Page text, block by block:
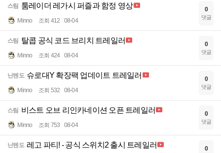
스팀 툼레이더 레가시 퍼즐과 함정 영상
Minno 조회 412 08-04
0
댓글
스팀 탈콥 공식 코드 브리치 트레일러
Minno 조회 424 08-04
0
댓글
닌텐도 슈로대Y 확장팩 업데이트 트레일러
Minno 조회 532 08-04
0
댓글
스팀 비스트 오브 리인카네이션 오픈 트레일러
Minno 조회 753 08-04
0
댓글
닌텐도 레고 파티! - 공식 스위치2 출시 트레일러 0